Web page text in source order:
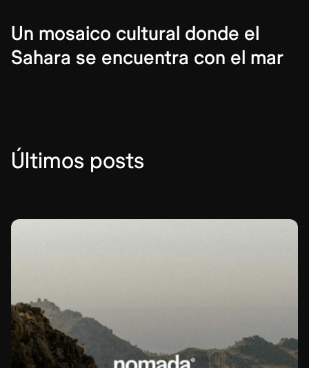
Un mosaico cultural donde el
Sahara se encuentra con el mar
Últimos posts